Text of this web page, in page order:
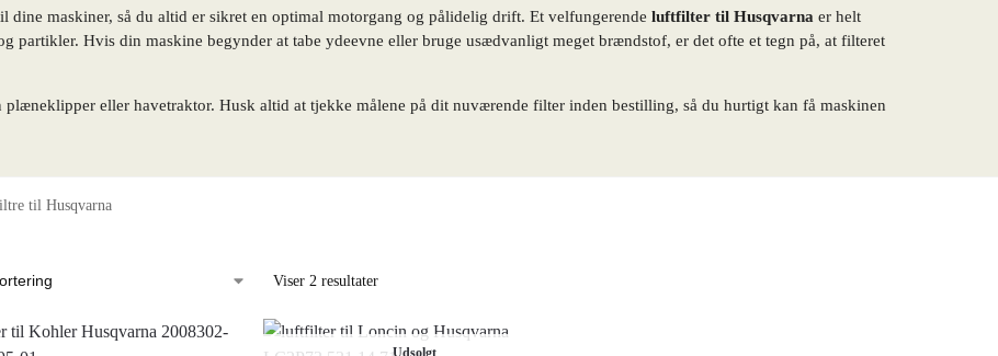
maskiner, så du altid er sikret en optimal motorgang og pålidelig drift. Et velfungerende luftfilter til Husqvarna er helt
partikler. Hvis din maskine begynder at tabe ydeevne eller bruge usædvanligt meget brændstof, er det ofte et tegn på, at filteret
eller havetraktor. Husk altid at tjekke målene på dit nuværende filter inden bestilling, så du hurtigt kan få maskinen
til Husqvarna
Viser 2 resultater
Udsolgt